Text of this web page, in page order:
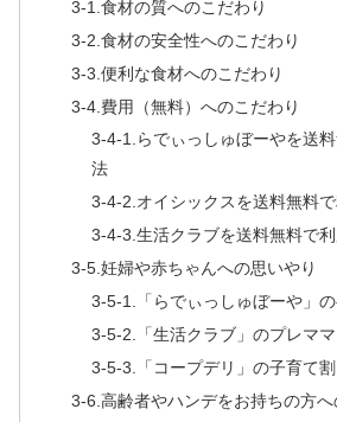
3-1.食材の質へのこだわり
3-2.食材の安全性へのこだわり
3-3.便利な食材へのこだわり
3-4.費用（無料）へのこだわり
3-4-1.らでぃっしゅぼーやを送
法
3-4-2.オイシックスを送料無料
3-4-3.生活クラブを送料無料で
3-5.妊婦や赤ちゃんへの思いやり
3-5-1.「らでぃっしゅぼーや」
3-5-2.「生活クラブ」のプレマ
3-5-3.「コープデリ」の子育て割
3-6.高齢者やハンデをお持ちの方へ